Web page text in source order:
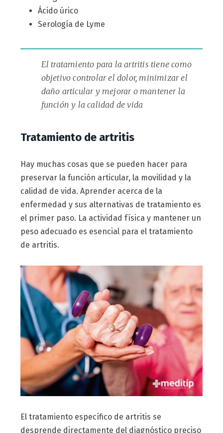
Ácido úrico
Serología de Lyme
El tratamiento para la artritis tiene como
objetivo controlar el dolor, minimizar el
daño articular y mejorar o mantener la
función y la calidad de vida
Tratamiento de artritis
Hay muchas cosas que se pueden hacer para
preservar la función articular, la movilidad y la
calidad de vida. Aprender acerca de la
enfermedad y sus alternativas de tratamiento es
el primer paso. La actividad física y mantener un
peso adecuado es esencial para el tratamiento
de artritis.
El tratamiento específico de artritis se
desprende directamente del diagnóstico preciso